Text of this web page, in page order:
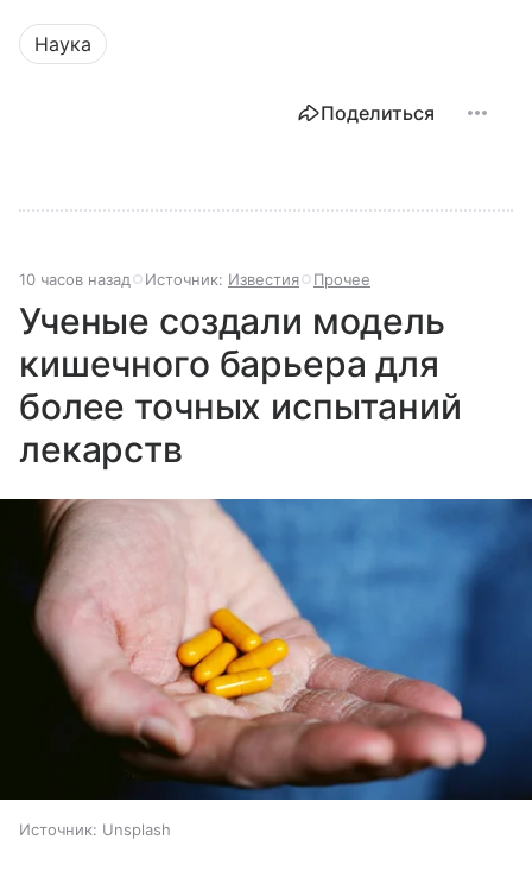
Наука
Поделиться
10 часов назад Источник: Известия Прочее
Ученые создали модель
кишечного барьера для
более точных испытаний
лекарств
Источник: Unsplash